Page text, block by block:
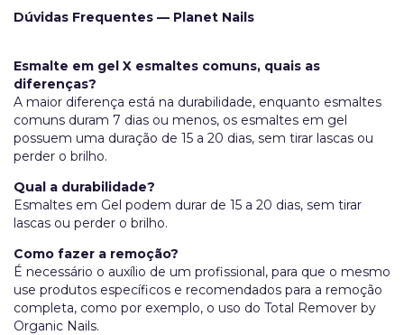
Dúvidas Frequentes — Planet Nails
Esmalte em gel X esmaltes comuns, quais as
diferenças?
A maior diferença está na durabilidade, enquanto esmaltes
comuns duram 7 dias ou menos, os esmaltes em gel
possuem uma duração de 15 a 20 dias, sem tirar lascas ou
perder o brilho.
Qual a durabilidade?
Esmaltes em Gel podem durar de 15 a 20 dias, sem tirar
lascas ou perder o brilho.
Como fazer a remoção?
É necessário o auxílio de um profissional, para que o mesmo
use produtos específicos e recomendados para a remoção
completa, como por exemplo, o uso do Total Remover by
Organic Nails.